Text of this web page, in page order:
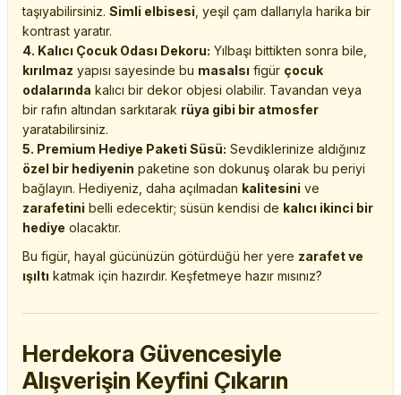
taşıyabilirsiniz. Simli elbisesi , yeşil çam dallarıyla harika bir
kontrast yaratır.
4. Kalıcı Çocuk Odası Dekoru: Yılbaşı bittikten sonra bile,
kırılmaz yapısı sayesinde bu masalsı figür çocuk
odalarında kalıcı bir dekor objesi olabilir. Tavandan veya
bir rafın altından sarkıtarak rüya gibi bir atmosfer
yaratabilirsiniz.
5. Premium Hediye Paketi Süsü: Sevdiklerinize aldığınız
özel bir hediyenin paketine son dokunuş olarak bu periyi
bağlayın. Hediyeniz, daha açılmadan kalitesini ve
zarafetini belli edecektir; süsün kendisi de kalıcı ikinci bir
hediye olacaktır.
Bu figür, hayal gücünüzün götürdüğü her yere zarafet ve
ışıltı katmak için hazırdır. Keşfetmeye hazır mısınız?
Herdekora Güvencesiyle
Alışverişin Keyfini Çıkarın